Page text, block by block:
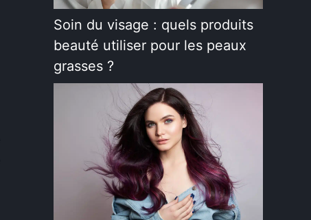
Soin du visage : quels produits
beauté utiliser pour les peaux
grasses ?